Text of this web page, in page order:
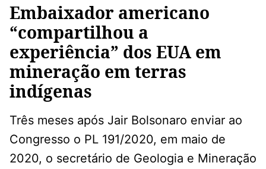
Embaixador americano
“compartilhou a
experiência” dos EUA em
mineração em terras
indígenas
Três meses após Jair Bolsonaro enviar ao
Congresso o PL 191/2020, em maio de
2020, o secretário de Geologia e Mineração